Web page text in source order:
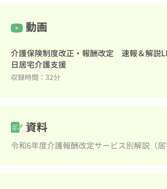
動画
介護保険制度改正・報酬改定 速報＆解説
日居宅介護支援
収録時間：32分
資料
令和6年度介護報酬改定サービス別解説（